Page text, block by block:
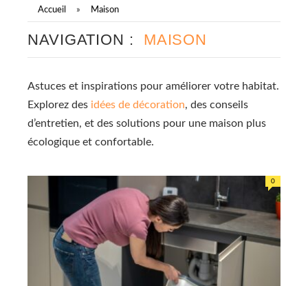
e
Accueil » Maison
NAVIGATION : MAISON
Astuces et inspirations pour améliorer votre habitat.
Explorez des idées de décoration, des conseils
d’entretien, et des solutions pour une maison plus
écologique et confortable.
0